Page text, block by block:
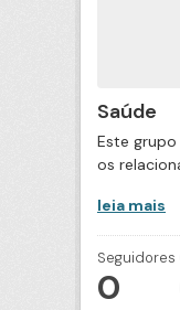
Saúde
Este
os
leia mais
Seguidores
0